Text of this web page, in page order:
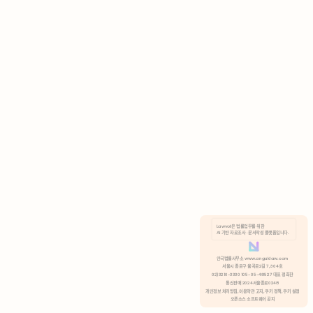
분석 쿠키 허용
Lawvot은 법률업무를 위한
AI 기반 자료조사 · 문서작성 플랫폼입니다.
안국법률사무소 www.anguklaw.com
서울시 종로구 율곡로2길 7, 304호
02)3210-3330 105-05-48527 대표 정희찬
통신판매 2024서울종로0248
개인정보 처리방침, 이용약관 고지, 쿠키 정책, 쿠키 설정
오픈소스 소프트웨어 공지